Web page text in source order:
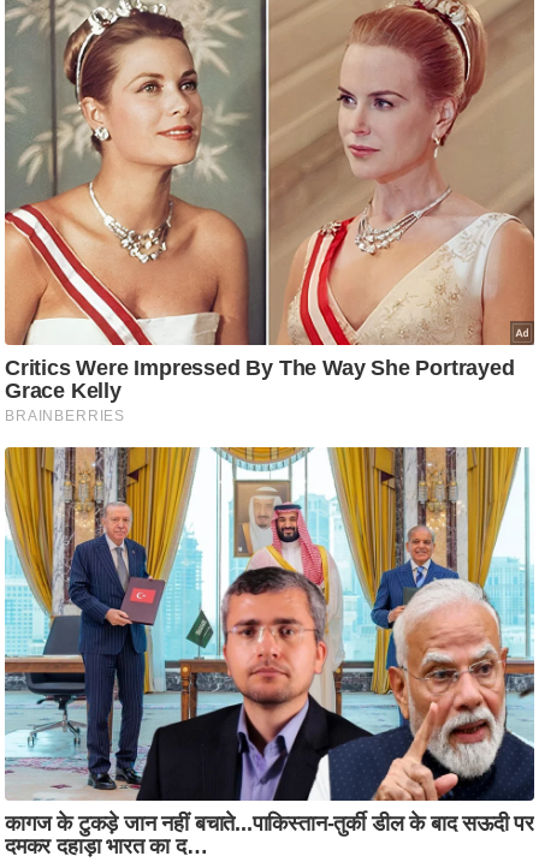
चा
र
स
मी
क्षा
ध
र्म
ज्यो
ति
ष
प्र
म
हि
मा
/
ध
र्म
स्थ
ल
व्र
त
त्यो
हा
र